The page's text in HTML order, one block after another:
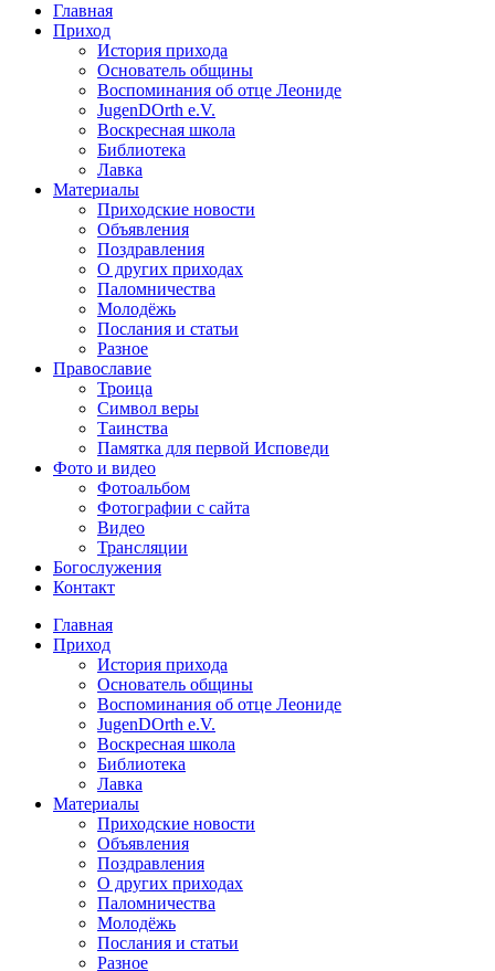
Главная
Приход
История прихода
Основатель общины
Воспоминания об отце Леониде
JugenDOrth e.V.
Воскресная школа
Библиотека
Лавка
Материалы
Приходские новости
Объявления
Поздравления
О других приходах
Паломничества
Молодёжь
Послания и статьи
Разное
Православие
Троица
Символ веры
Таинства
Памятка для первой Исповеди
Фото и видео
Фотоальбом
Фотографии с сайта
Видео
Трансляции
Богослужения
Контакт
Главная
Приход
История прихода
Основатель общины
Воспоминания об отце Леониде
JugenDOrth e.V.
Воскресная школа
Библиотека
Лавка
Материалы
Приходские новости
Объявления
Поздравления
О других приходах
Паломничества
Молодёжь
Послания и статьи
Разное